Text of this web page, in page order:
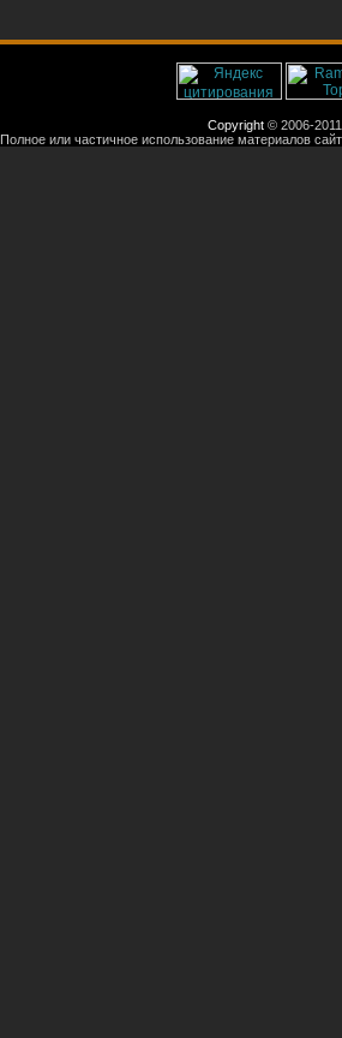
Copyright © 2006-
Полное или частичное использование материалов